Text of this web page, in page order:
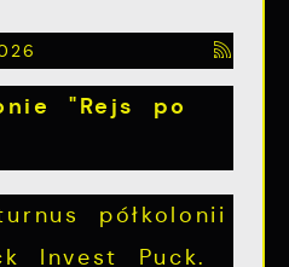
"Rejs po
półkolonii
Invest Puck.